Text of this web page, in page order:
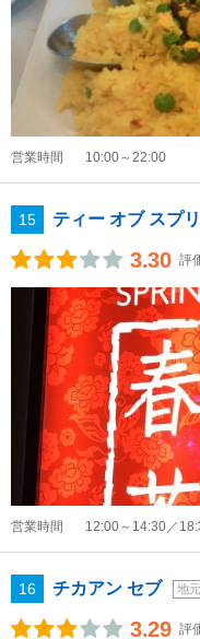
営業時間 10:00～22:00
15 ティー オブ スプ
3.30 評
営業時間 12:00～14:30／
16 チカアン セブ 地
3.29 評